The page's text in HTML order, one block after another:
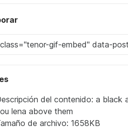
del contenido: a black
lena above them
de archivo: 1658KB